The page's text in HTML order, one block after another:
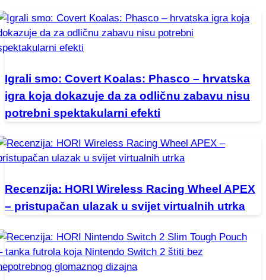
Igrali smo: Covert Koalas: Phasco – hrvatska
igra koja dokazuje da za odličnu zabavu nisu
potrebni spektakularni efekti
Recenzija: HORI Wireless Racing Wheel APEX
– pristupačan ulazak u svijet virtualnih utrka